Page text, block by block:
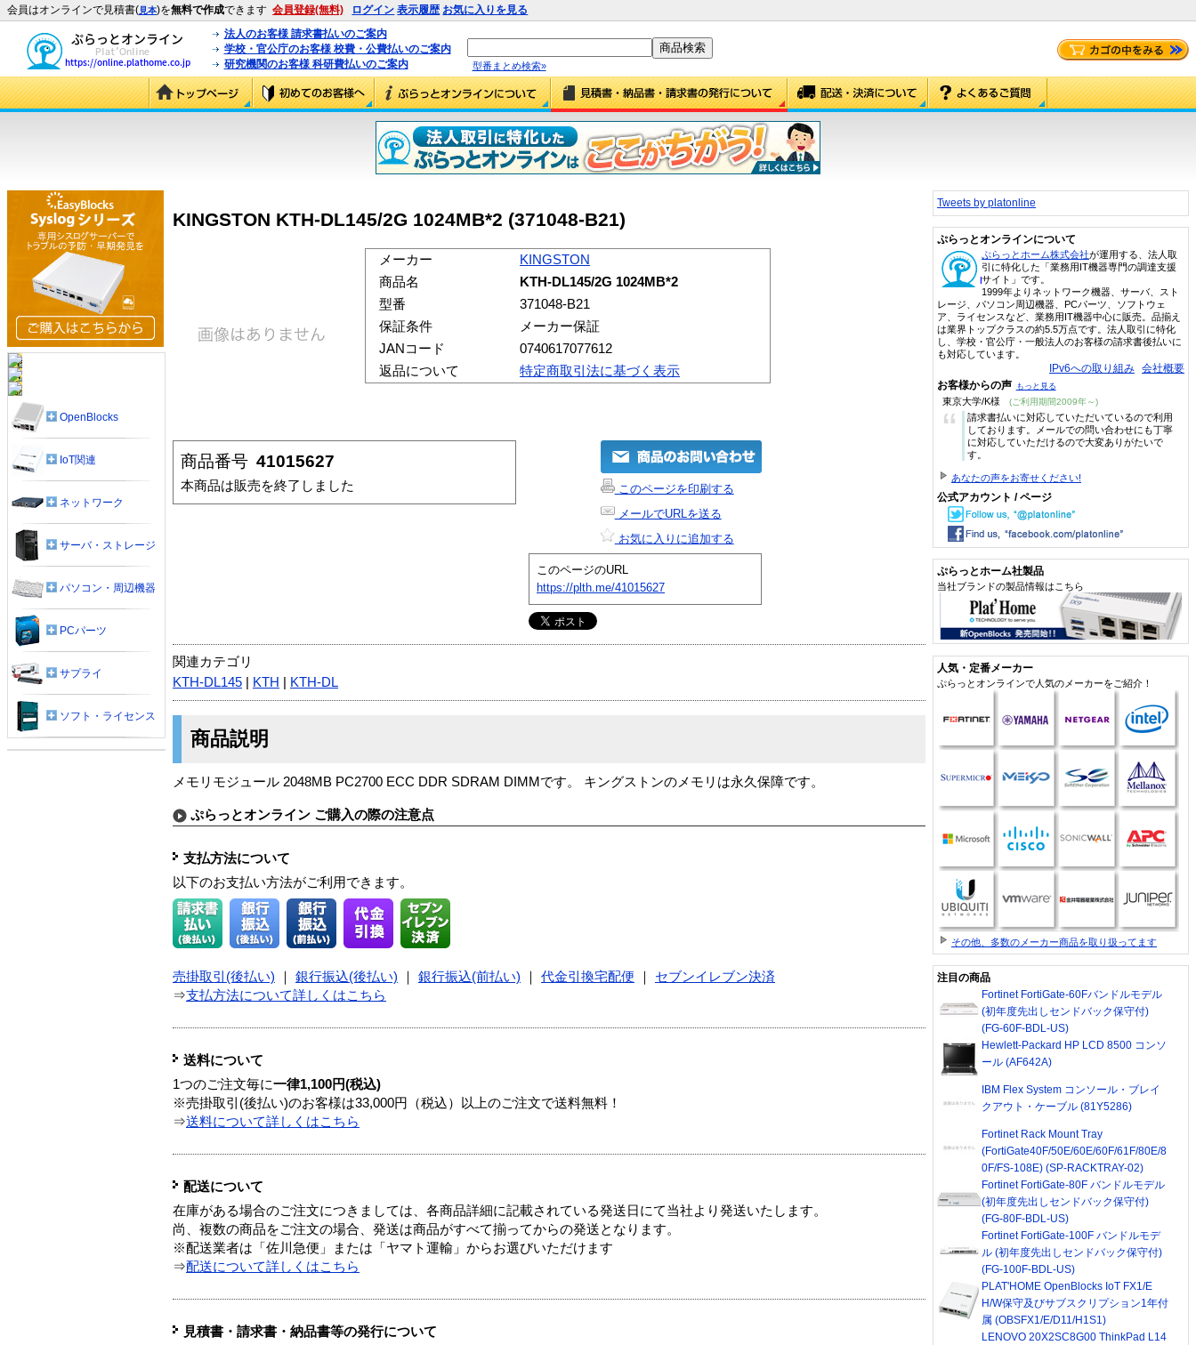
会員はオンラインで見積書(見本)を無料で作成できます 会員登録(無料) ログイン 表示履歴 お気に入りを見る
法人のお客様 請求書払いのご案内
学校・官公庁のお客様 校費・公費払いのご案内
研究機関のお客様 科研費払いのご案内
型番まとめ検索»
KINGSTON KTH-DL145/2G 1024MB*2 (371048-B21)
メーカー
KINGSTON
商品名
KTH-DL145/2G 1024MB*2
型番
371048-B21
保証条件
メーカー保証
JANコード
0740617077612
返品について
特定商取引法に基づく表示
商品番号 41015627
本商品は販売を終了しました
このページを印刷する
メールでURLを送る
お気に入りに追加する
このページのURL
https://plth.me/41015627
関連カテゴリ
KTH-DL145
KTH KTH-DL
商品説明
メモリモジュール 2048MB PC2700 ECC DDR SDRAM DIMMです。 キングストンのメモリは永久保障です。
ぷらっとオンライン ご購入の際の注意点
支払方法について
以下のお支払い方法がご利用できます。
売掛取引(後払い) 銀行振込(後払い) 銀行振込(前払い) 代金引換宅配便
セブンイレブン決済
⇒支払方法について詳しくはこちら
送料について
1つのご注文毎に一律1,100円(税込)
※売掛取引(後払い)のお客様は33,000円（税込）以上のご注文で送料無料！
⇒送料について詳しくはこちら
配送について
在庫がある場合のご注文につきましては、各商品詳細に記載されている発送日にて当社より発送いたします。
尚、複数の商品をご注文の場合、発送は商品がすべて揃ってからの発送となります。
※配送業者は「佐川急便」または「ヤマト運輸」からお選びいただけます
⇒配送について詳しくはこちら
見積書・請求書・納品書等の発行について
OpenBlocks
IoT関連
ネットワーク
サーバ・ストレージ
パソコン・周辺機器
PCパーツ
サプライ
ソフト・ライセンス
Tweets by platonline
ぷらっとオンラインについて
ぷらっとホーム株式会社が運用する、法人取
引に特化した「業務用IT機器専門の調達支援
サイト」です。
1999年よりネットワーク機器、サーバ、スト
レージ、パソコン周辺機器、PCパーツ、ソフトウェ
ア、ライセンスなど、業務用IT機器中心に販売。品揃え
は業界トップクラスの約5.5万点です。法人取引に特化
し、学校・官公庁・一般法人のお客様の請求書後払いに
も対応しています。
IPv6への取り組み 会社概要
お客様からの声 もっと見る
東京大学/K様 (ご利用期間2009年～)
“
請求書払いに対応していただいているので利用
しております。メールでの問い合わせにも丁寧
に対応していただけるので大変ありがたいで
す。
あなたの声をお寄せください!
公式アカウント / ページ
ぷらっとホーム社製品
当社ブランドの製品情報はこちら
人気・定番メーカー
ぷらっとオンラインで人気のメーカーをご紹介！
その他、多数のメーカー商品を取り扱ってます
注目の商品
Fortinet FortiGate-60Fバンドルモデル
(初年度先出しセンドバック保守付)
(FG-60F-BDL-US)
Hewlett-Packard HP LCD 8500 コンソ
ール (AF642A)
IBM Flex System コンソール・ブレイ
クアウト・ケーブル (81Y5286)
Fortinet Rack Mount Tray
(FortiGate40F/50E/60E/60F/61F/80E/8
0F/FS-108E) (SP-RACKTRAY-02)
Fortinet FortiGate-80F バンドルモデル
(初年度先出しセンドバック保守付)
(FG-80F-BDL-US)
Fortinet FortiGate-100F バンドルモデ
ル (初年度先出しセンドバック保守付)
(FG-100F-BDL-US)
PLAT'HOME OpenBlocks IoT FX1/E
H/W保守及びサブスクリプション1年付
属 (OBSFX1/E/D11/H1S1)
LENOVO 20X2SC8G00 ThinkPad L14